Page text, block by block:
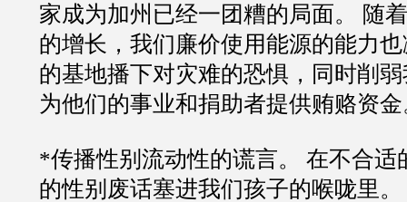
家成为加州已经一团糟的局面。 随
的增长，我们廉价使用能源的能力
的基地播下对灾难的恐惧，同时削
为他们的事业和捐助者提供贿赂资
*传播性别流动性的谎言。 在不合适
的性别废话塞进我们孩子的喉咙里